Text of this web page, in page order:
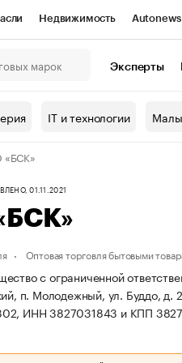
Недвижимость Autonews
Проверка контрагентов
Эксперты
IT и технологии
01.11.2021
Оптовая торговля бытовыми
с ограниченной
п. Молодежный, ул. Буддо, д.
ИНН 3827031843 и КПП